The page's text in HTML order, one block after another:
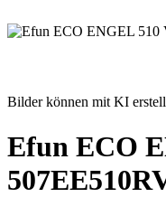
Bilder können mit KI
Efun ECO